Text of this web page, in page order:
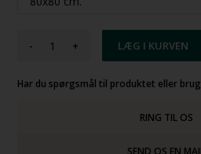
- +
Har du spørgsmål til produktet eller
RING TIL OS